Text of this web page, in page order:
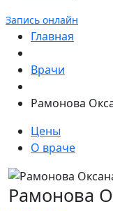
Запись онлайн
Главная
Врачи
Рамонова
Цены
О враче
Рамонова